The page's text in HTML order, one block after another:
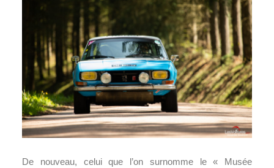
De nouveau, celui que l’on surnomme le « Musée